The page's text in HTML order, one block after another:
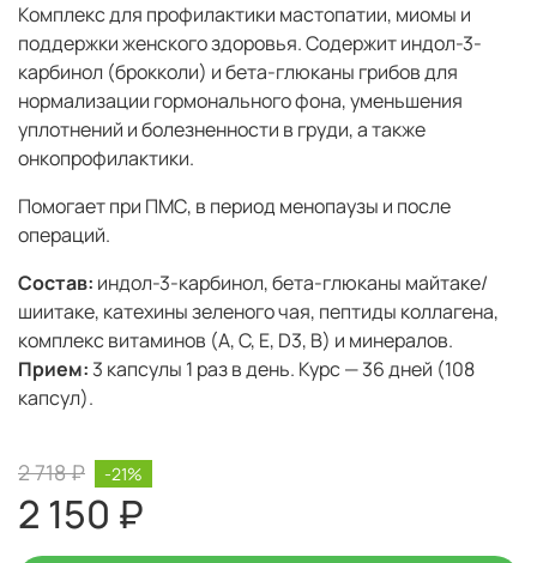
Комплекс для профилактики мастопатии, миомы и
поддержки женского здоровья. Содержит индол-3-
карбинол (брокколи) и бета-глюканы грибов для
нормализации гормонального фона, уменьшения
уплотнений и болезненности в груди, а также
онкопрофилактики.
Помогает при ПМС, в период менопаузы и после
операций.
Состав: индол-3-карбинол, бета-глюканы майтаке/
шиитаке, катехины зеленого чая, пептиды коллагена,
комплекс витаминов (A, C, E, D3, B) и минералов.
Прием: 3 капсулы 1 раз в день. Курс — 36 дней (108
капсул).
2 718 ₽
2 150 ₽
-21%